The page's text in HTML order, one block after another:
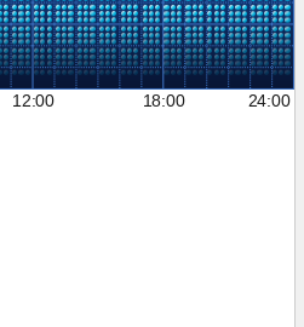
12:00 18:00 24:00